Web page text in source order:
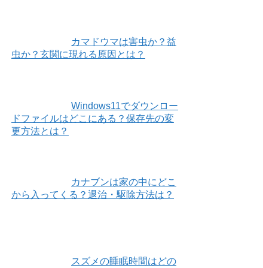
カマドウマは害虫か？益
虫か？玄関に現れる原因とは？
Windows11でダウンロー
ドファイルはどこにある？保存先の変
更方法とは？
カナブンは家の中にどこ
から入ってくる？退治・駆除方法は？
スズメの睡眠時間はどの